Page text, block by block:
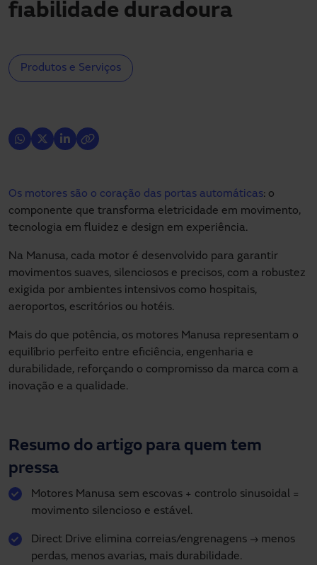
fiabilidade duradoura
Produtos e Serviços
Os motores são o coração das portas automáticas: o
componente que transforma eletricidade em movimento,
tecnologia em fluidez e design em experiência.
Na Manusa, cada motor é desenvolvido para garantir
movimentos suaves, silenciosos e precisos, com a robustez
exigida por ambientes intensivos como hospitais,
aeroportos, escritórios ou hotéis.
Mais do que potência, os motores Manusa representam o
equilíbrio perfeito entre eficiência, engenharia e
durabilidade, reforçando o compromisso da marca com a
inovação e a qualidade.
Resumo do artigo para quem tem
pressa
Motores Manusa sem escovas + controlo sinusoidal =
movimento silencioso e estável.
Direct Drive elimina correias/engrenagens → menos
perdas, menos avarias, mais durabilidade.